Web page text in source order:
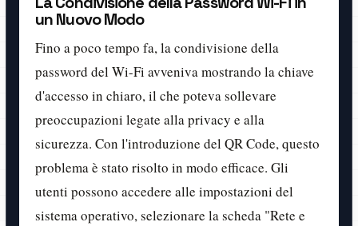
un Nuovo Modo
Fino a poco tempo fa, la condivisione della
password del Wi-Fi avveniva mostrando la chiave
d'accesso in chiaro, il che poteva sollevare
preoccupazioni legate alla privacy e alla
sicurezza. Con l'introduzione del QR Code, questo
problema è stato risolto in modo efficace. Gli
utenti possono accedere alle impostazioni del
sistema operativo, selezionare la scheda "Rete e